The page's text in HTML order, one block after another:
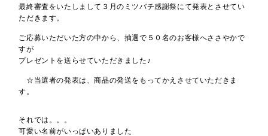
最終審査をいたしまして３月のミツバチ感謝祭にて発表とさせてい
ただきます。
ご応募いただいた方の中から、抽選で５０名のお客様へささやかで
すが
プレゼントを送らせていただきました♪
☆当選者の発表は、商品の発送をもってかえさせていただきま
す。
それでは。。。
可愛い名前がいっぱいありました